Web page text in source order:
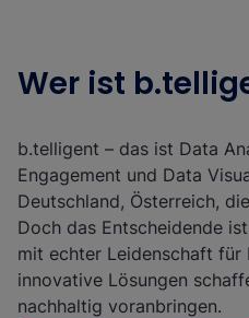
Wer ist
b.telligent – das ist Data
Engagement und Data
Deutschland, Österreich,
Doch das Entscheidende
mit echter Leidenschaft für
innovative Lösungen
nachhaltig voranbringen.